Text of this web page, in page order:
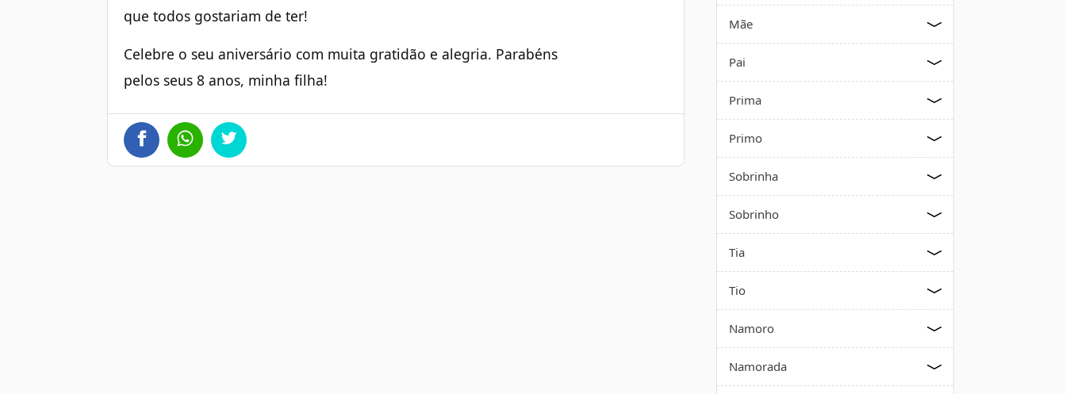
que todos gostariam de ter!
Celebre o seu aniversário com muita gratidão e alegria. Parabéns
pelos seus 8 anos, minha filha!
Mãe
Pai
Prima
Primo
Sobrinha
Sobrinho
Tia
Tio
Namoro
Namorada